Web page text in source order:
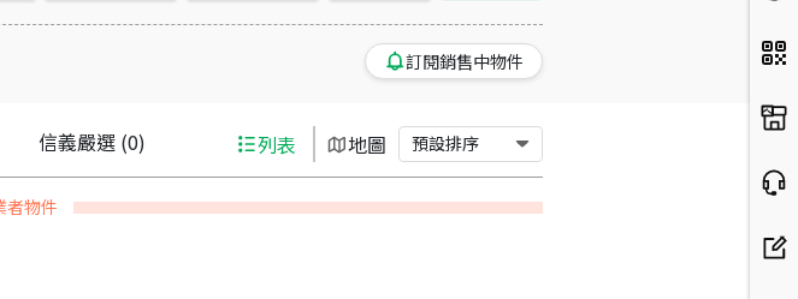
訂閱銷售中物件
信義嚴選(0) 列表 地圖 預設排序
者物件